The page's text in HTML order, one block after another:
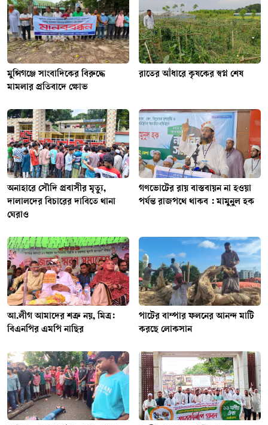
মুন্সিগঞ্জে সাংবাদিকের বিরুদ্ধে
মামলার প্রতিবাদে ক্ষোভ
রাতের আঁধারে কৃষকের স্বপ্ন শেষ
অনাহারে সৌদি প্রবাসীর মৃত্যু,
দালালদের বিচারের দাবিতে থানা
ঘেরাও
গণভোটের রায় বাস্তবায়ন না হওয়া
পর্যন্ত রাজপথে থাকব : মামুনুল হক
আ.লীগ আমাদের শত্রু নয়, মিত্র:
বিএনপির এমপি নাছির
পাটের বাম্পার ফলনের আনন্দ মাটি
করছে লোকসান